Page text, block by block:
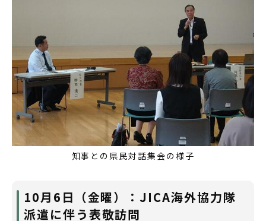
知事との県民対話集会の様子
10月6日（金曜）：JICA海外協力隊
派遣に伴う表敬訪問